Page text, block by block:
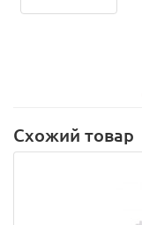
Схожий товар